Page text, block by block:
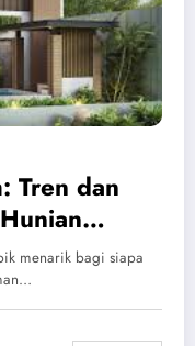
Tren dan
menarik bagi siapa